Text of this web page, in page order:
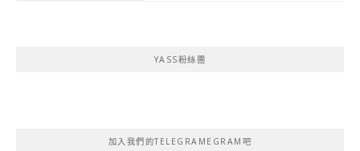
YASS粉絲團
加入我們的TELEGRAMEGRAM吧